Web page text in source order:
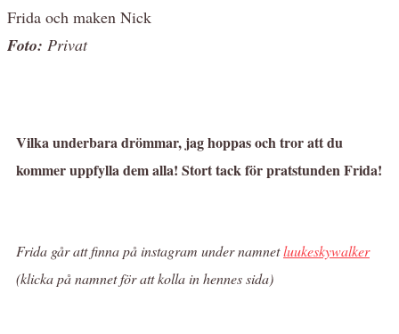
Frida och maken Nick
Foto: Privat
Vilka underbara drömmar, jag hoppas och tror att du
kommer uppfylla dem alla! Stort tack för pratstunden Frida!
Frida går att finna på instagram under namnetluukeskywalker
(klicka på namnet för att kolla in hennes sida)